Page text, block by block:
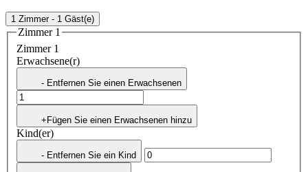
1 Zimmer - 1 Gäst(e)
Zimmer 1
Zimmer 1
Erwachsene(r)
- Entfernen Sie einen Erwachsenen
+Fügen Sie einen Erwachsenen hinzu
Kind(er)
- Entfernen Sie ein Kind